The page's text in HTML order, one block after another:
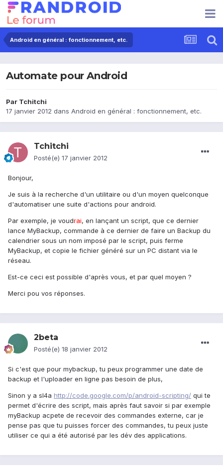
Android en général : fonctionnement, etc.
Automate pour Android
Par Tchitchi
17 janvier 2012 dans Android en général : fonctionnement, etc.
Tchitchi
Posté(e) 17 janvier 2012
Bonjour,
Je suis à la recherche d'un utilitaire ou d'un moyen quelconque
d'automatiser une suite d'actions pour android.
Par exemple, je voudrai, en lançant un script, que ce dernier
lance MyBackup, commande à ce dernier de faire un Backup du
calendrier sous un nom imposé par le script, puis ferme
MyBackup, et copie le fichier généré sur un PC distant via le
réseau.
Est-ce ceci est possible d'après vous, et par quel moyen ?
Merci pou vos réponses.
2beta
Posté(e) 18 janvier 2012
Si c'est que pour mybackup, tu peux programmer une date de
backup et l'uploader en ligne pas besoin de plus,
Sinon y a sl4a http://code.google.com/p/android-scripting/ qui te
permet d'écrire des script, mais après faut savoir si par exemple
myBackup acpete de recevoir des commandes externe, car je
pense pas que tu puisses forcer des commandes, tu peux juste
utiliser ce qui a été autorisé par les dév des applications.